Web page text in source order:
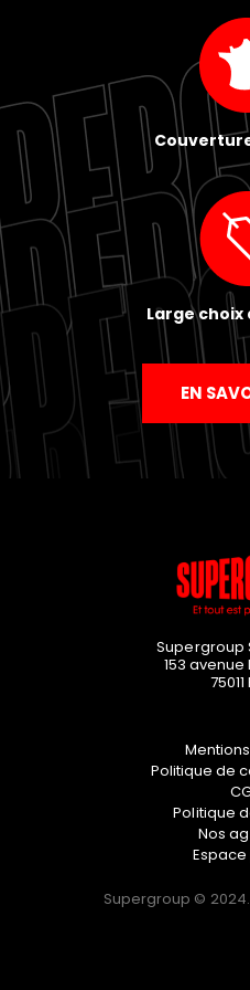
Large choix
EN
Supergroup
153 avenue
75011
Politique de
Politique
Nos
Supergroup ©